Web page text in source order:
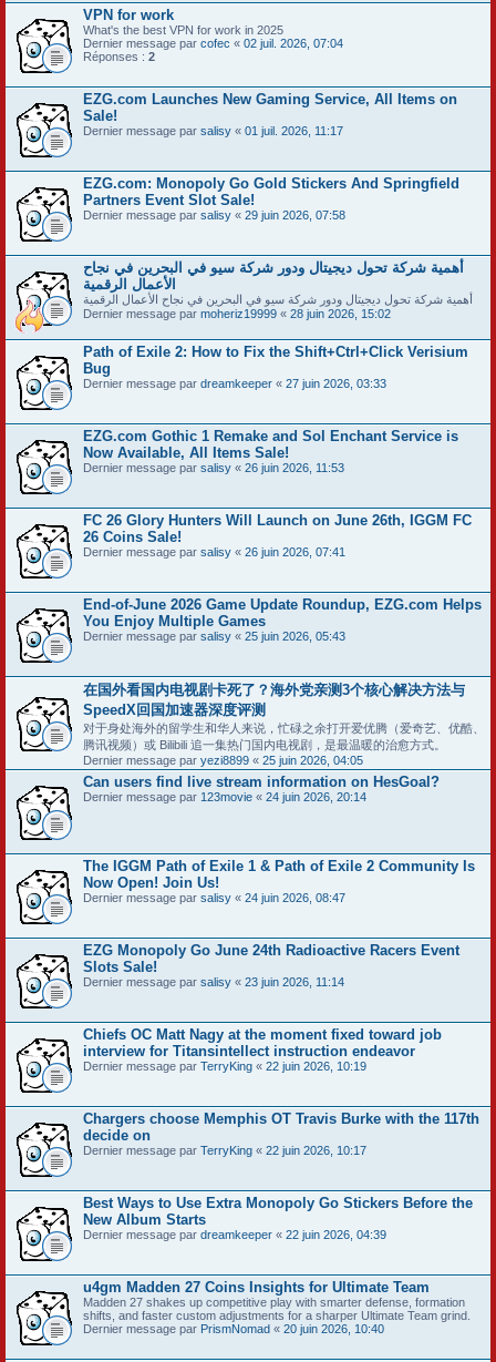
VPN for work
What's the best VPN for work in 2025
Dernier message par cofec « 02 juil. 2026, 07:04
Réponses : 2
EZG.com Launches New Gaming Service, All Items on
Sale!
Dernier message par salisy « 01 juil. 2026, 11:17
EZG.com: Monopoly Go Gold Stickers And Springfield
Partners Event Slot Sale!
Dernier message par salisy « 29 juin 2026, 07:58
أهمية شركة تحول ديجيتال ودور شركة سيو في البحرين في نجاح
الأعمال الرقمية
أهمية شركة تحول ديجيتال ودور شركة سيو في البحرين في نجاح الأعمال الرقمية
Dernier message par moheriz19999 « 28 juin 2026, 15:02
Path of Exile 2: How to Fix the Shift+Ctrl+Click Verisium
Bug
Dernier message par dreamkeeper « 27 juin 2026, 03:33
EZG.com Gothic 1 Remake and Sol Enchant Service is
Now Available, All Items Sale!
Dernier message par salisy « 26 juin 2026, 11:53
FC 26 Glory Hunters Will Launch on June 26th, IGGM FC
26 Coins Sale!
Dernier message par salisy « 26 juin 2026, 07:41
End-of-June 2026 Game Update Roundup, EZG.com Helps
You Enjoy Multiple Games
Dernier message par salisy « 25 juin 2026, 05:43
在国外看国内电视剧卡死了？海外党亲测3个核心解决方法与
SpeedX回国加速器深度评测
对于身处海外的留学生和华人来说，忙碌之余打开爱优腾（爱奇艺、优酷、
腾讯视频）或 Bilibili 追一集热门国内电视剧，是最温暖的治愈方式。
Dernier message par yezi8899 « 25 juin 2026, 04:05
Can users find live stream information on HesGoal?
Dernier message par 123movie « 24 juin 2026, 20:14
The IGGM Path of Exile 1 & Path of Exile 2 Community Is
Now Open! Join Us!
Dernier message par salisy « 24 juin 2026, 08:47
EZG Monopoly Go June 24th Radioactive Racers Event
Slots Sale!
Dernier message par salisy « 23 juin 2026, 11:14
Chiefs OC Matt Nagy at the moment fixed toward job
interview for Titansintellect instruction endeavor
Dernier message par TerryKing « 22 juin 2026, 10:19
Chargers choose Memphis OT Travis Burke with the 117th
decide on
Dernier message par TerryKing « 22 juin 2026, 10:17
Best Ways to Use Extra Monopoly Go Stickers Before the
New Album Starts
Dernier message par dreamkeeper « 22 juin 2026, 04:39
u4gm Madden 27 Coins Insights for Ultimate Team
Madden 27 shakes up competitive play with smarter defense, formation
shifts, and faster custom adjustments for a sharper Ultimate Team grind.
Dernier message par PrismNomad « 20 juin 2026, 10:40